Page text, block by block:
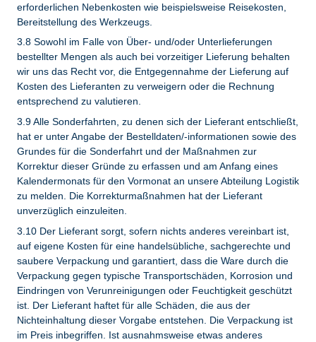
erforderlichen Nebenkosten wie beispielsweise Reisekosten,
Bereitstellung des Werkzeugs.
3.8 Sowohl im Falle von Über- und/oder Unterlieferungen
bestellter Mengen als auch bei vorzeitiger Lieferung behalten
wir uns das Recht vor, die Entgegennahme der Lieferung auf
Kosten des Lieferanten zu verweigern oder die Rechnung
entsprechend zu valutieren.
3.9 Alle Sonderfahrten, zu denen sich der Lieferant entschließt,
hat er unter Angabe der Bestelldaten/-informationen sowie des
Grundes für die Sonderfahrt und der Maßnahmen zur
Korrektur dieser Gründe zu erfassen und am Anfang eines
Kalendermonats für den Vormonat an unsere Abteilung Logistik
zu melden. Die Korrekturmaßnahmen hat der Lieferant
unverzüglich einzuleiten.
3.10 Der Lieferant sorgt, sofern nichts anderes vereinbart ist,
auf eigene Kosten für eine handelsübliche, sachgerechte und
saubere Verpackung und garantiert, dass die Ware durch die
Verpackung gegen typische Transportschäden, Korrosion und
Eindringen von Verunreinigungen oder Feuchtigkeit geschützt
ist. Der Lieferant haftet für alle Schäden, die aus der
Nichteinhaltung dieser Vorgabe entstehen. Die Verpackung ist
im Preis inbegriffen. Ist ausnahmsweise etwas anderes